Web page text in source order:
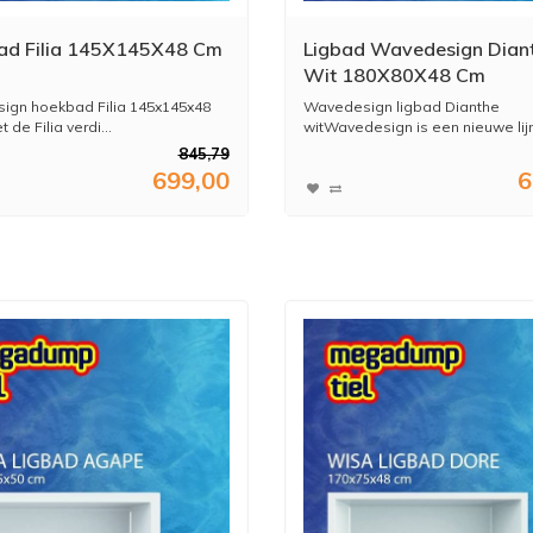
Filia 145X145X48 Cm
hoekbad Filia 145x145x48
de Filia verdi...
845,79
699,00
Ligbad Wavedesign
Wit 180X80X48 Cm
Wavedesign ligbad Dianthe
witWavedesign is een nieuwe